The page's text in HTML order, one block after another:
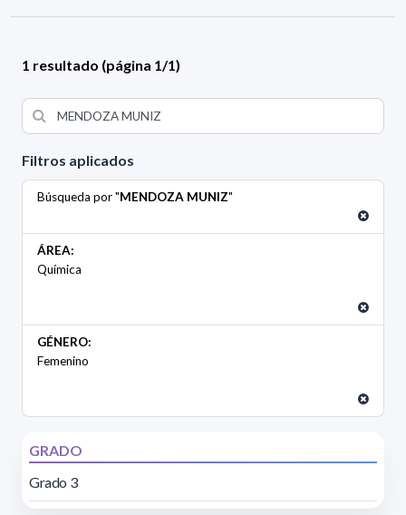
Filtros aplicados
Búsqueda por "MENDOZA MUNIZ"
ÁREA:
Química
GÉNERO:
Femenino
GRADO
Grado 3
1 resultado (página 1/1)